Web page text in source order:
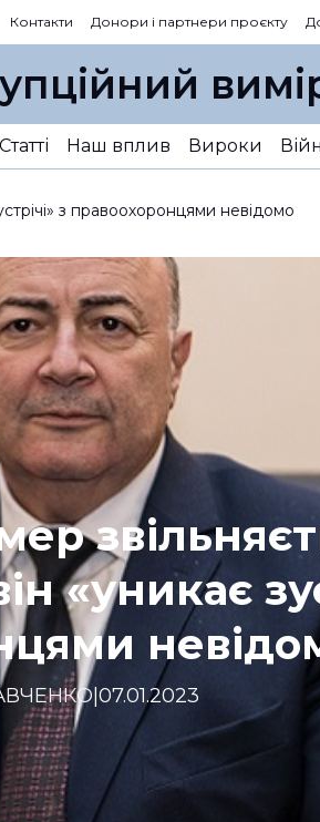
Контакти Донори і партнери проєкту
Статті Наш вплив Вироки
з правоохоронцями невідомо
«уникає
|07.01.2023